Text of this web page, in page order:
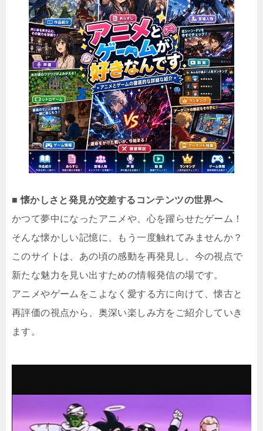
■ 懐かしさと発見が交差するコンテンツの世界へ
かつて夢中になったアニメや、心を躍らせたゲーム！
そんな懐かしい記憶に、もう一度触れてみませんか？
このサイトは、あの頃の感動を再発見し、今の視点で
新たな魅力を見い出すための情報発信の場です。
アニメやゲームをこよなく愛する方に向けて、懐古と
再評価の視点から、奥深い楽しみ方をご紹介していき
ます。